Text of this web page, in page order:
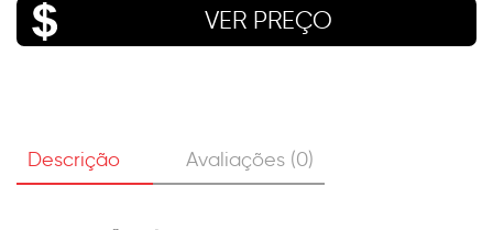
VER PREÇO
Descrição Avaliações (0)